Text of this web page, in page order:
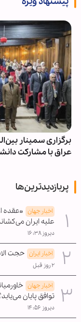
برگزاری سمینار
عراق با مشارکت
پربازدیدترین‌ها
اخبار جهان «عقده
علیه ایران
دیروز ۱۶:۳۸
اخبار ایران حجت
۲ روز قبل
اخبار جهان
توافق پایان
دیروز ۱۴:۵۶